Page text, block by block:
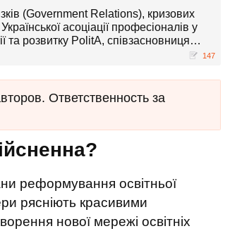
(Government Relations), кризових
асоціації професіоналів у
та розвитку PolitA, співзасновниця
147
Ответственность за
реформування освітньої
рясніють красивими
нової мережі освітніх